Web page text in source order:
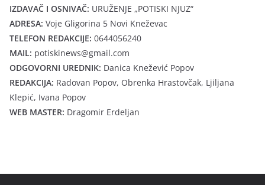
IZDAVAČ I OSNIVAČ: URUŽENJE „POTISKI NJUZ“
ADRESA: Voje Gligorina 5 Novi Kneževac
TELEFON REDAKCIJE: 0644056240
MAIL: potiskinews@gmail.com
ODGOVORNI UREDNIK: Danica Knežević Popov
REDAKCIJA: Radovan Popov, Obrenka Hrastovčak, Ljiljana
Klepić, Ivana Popov
WEB MASTER: Dragomir Erdeljan